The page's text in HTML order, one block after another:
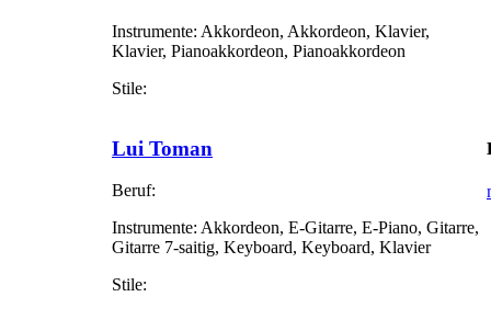
Instrumente: Akkordeon, Akkordeon, Klavier,
Klavier, Pianoakkordeon, Pianoakkordeon
Stile:
Lui Toman
Beruf:
Instrumente: Akkordeon, E-Gitarre, E-Piano, Gitarre,
Gitarre 7-saitig, Keyboard, Keyboard, Klavier
Stile: